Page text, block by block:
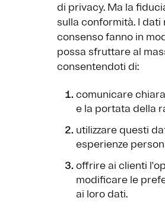
di privacy. Ma la
sulla conformità. I dati
consenso fanno in
possa sfruttare al
consentendoti di:
comunicare
e la portata della
utilizzare questi
esperienze
offrire ai clienti
modificare le
ai loro dati.